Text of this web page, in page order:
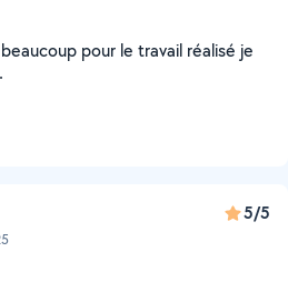
pour le travail réalisé je
5/5